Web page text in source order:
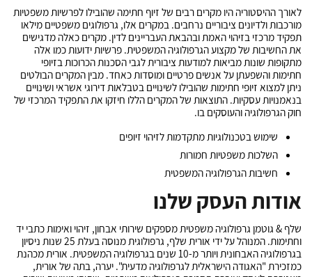
לאורך ההיסטוריה היו מקרים רבים של זיוף חתימה שהובילו לפרשיות משפטיות
מורכבות ולדיונים ציבוריים נרחבים. במקרים אלו, גרפולוגים משפטיים מילאו
תפקיד מרכזי בזיהוי האמת ובהבאת העבריינים לדין. מקרים כאלה מדגישים
את החשיבות של מקצוע הגרפולוגיה המשפטית. פרשיות ידועות כמו אלה
מתקופות שונות מביאות למודעות ציבורית לגבי הסכנות הכרוכות בזיופי
חתימות והשפעתן על אנשים פרטיים ומוסדות כאחד. מבין המקרים הבולטים
ניתן למצוא זיופי חתימות שהובילו לשינויים בטבלאות דירוגי אשראי ושינויים
בנאמנויות עסקיות. התוצאות של המקרים הללו חיזקו את התפקיד המרכזי של
חוק הגרפולוגיה והעוסקים בו.
שימוש בטכנולוגיות מתקדמות לזיהוי זיופים
השלכות משפטיות חמורות
חשיבות הגרפולוגיה המשפטית
אודות העסק שלנו
שלף & גוטמן גרפולוגיה משפטית מספקים שירותי אבחון, זיהוי ואימות כתבי יד
וחתימות. המנוהל על ידי אורית שלף, גרפולוגית מנוסה בעלת 25 שנות ניסיון
בגרפולוגיה האבחונית ויותר מ-10 שנים בגרפולוגיה המשפטית. אורית מכהנת
כמזכירת "האגודה הישראלית לגרפולוגיה מדעית". יערה, בתה של אורית,